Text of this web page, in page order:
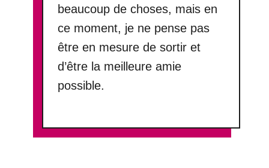
beaucoup de choses, mais en
ce moment, je ne pense pas
être en mesure de sortir et
d’être la meilleure amie
possible.